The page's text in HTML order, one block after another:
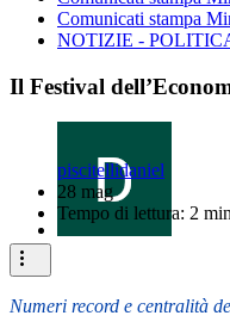
Comunicati stampa
NOTIZIE -
Il Festival
piscitellidaniel
28 mag
Tempo di lettura: 2
Numeri record e centralità